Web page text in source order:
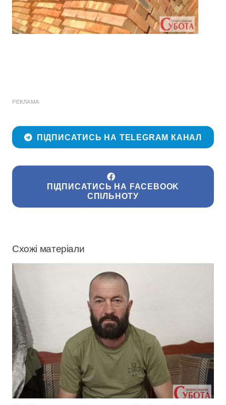
РЕКЛАМА
ПІДПИСАТИСЬ НА TELEGRAM КАНАЛ
ПІДПИСАТИСЬ НА FACEBOOK
СПІЛЬНОТУ
Схожі матеріали